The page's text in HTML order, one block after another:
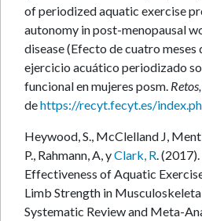
of periodized aquatic exercise
autonomy in post-menopausal
disease (Efecto de cuatro meses
ejercicio acuático periodizado
funcional en mujeres posm. Retos,
dehttps://recyt.fecyt.es/
Heywood, S., McClelland J,
P., Rahmann, A, yClark, R. (2017).
Effectiveness of Aquatic
Limb Strength in
Systematic Review and Meta-